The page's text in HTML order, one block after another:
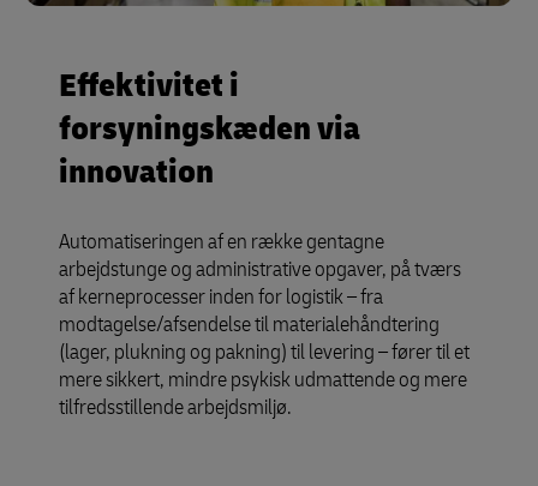
Effektivitet i
forsyningskæden via
innovation
Automatiseringen af en række gentagne
arbejdstunge og administrative opgaver, på tværs
af kerneprocesser inden for logistik – fra
modtagelse/afsendelse til materialehåndtering
(lager, plukning og pakning) til levering – fører til et
mere sikkert, mindre psykisk udmattende og mere
tilfredsstillende arbejdsmiljø.